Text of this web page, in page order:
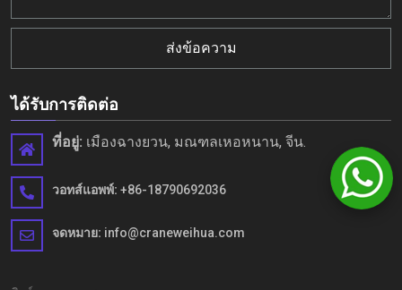
ส่งข้อความ
ได้รับการติดต่อ
ที่อยู่: เมืองฉางยวน, มณฑลเหอหนาน, จีน.
วอทส์แอพพ์: +86-18790692036
จดหมาย: info@craneweihua.com